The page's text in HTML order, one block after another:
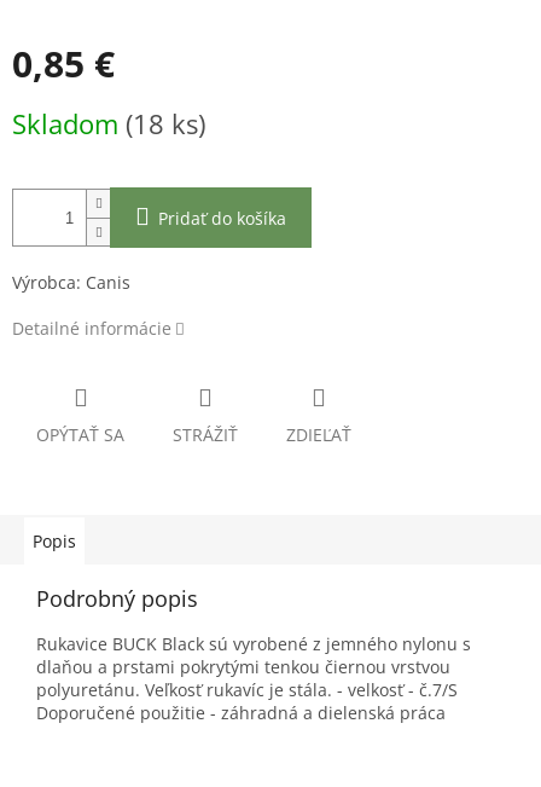
0,85 €
cena:
Skladom (18 ks)
Pridať do košíka
Výrobca: Canis
Detailné informácie
OPÝTAŤ SA STRÁŽIŤ ZDIEĽAŤ
Popis
Podrobný popis
Rukavice BUCK Black sú vyrobené z jemného nylonu s
dlaňou a prstami pokrytými tenkou čiernou vrstvou
polyuretánu. Veľkosť rukavíc je stála. - velkosť - č.7/S
Doporučené použitie - záhradná a dielenská práca